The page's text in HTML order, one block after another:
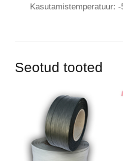
Kasutamistemperatuur:
Seotud tooted